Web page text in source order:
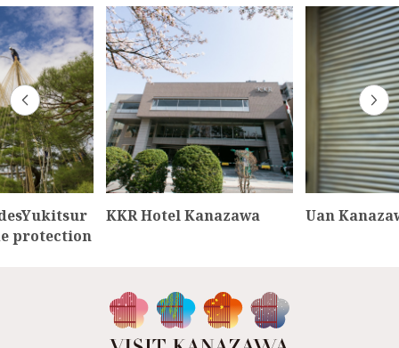
protection
KKR Hotel Kanazawa Uan